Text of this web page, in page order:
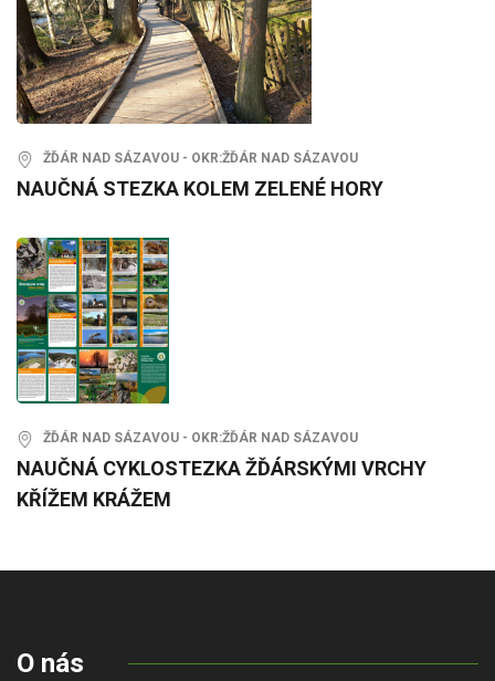
ŽĎÁR NAD SÁZAVOU - OKR:ŽĎÁR NAD SÁZAVOU
NAUČNÁ STEZKA KOLEM ZELENÉ HORY
ŽĎÁR NAD SÁZAVOU - OKR:ŽĎÁR NAD SÁZAVOU
NAUČNÁ CYKLOSTEZKA ŽĎÁRSKÝMI VRCHY
KŘÍŽEM KRÁŽEM
O nás